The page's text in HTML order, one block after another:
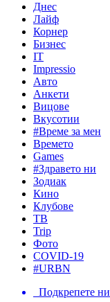
Днес
Лайф
Корнер
Бизнес
IT
Impressio
Авто
Анкети
Вицове
Вкусотии
#Време за мен
Времето
Games
#Здравето ни
Зодиак
Кино
Клубове
ТВ
Trip
Фото
COVID-19
#URBN
Подкрепете ни